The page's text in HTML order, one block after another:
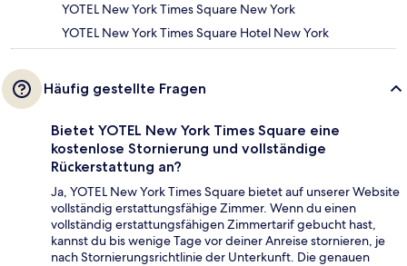
YOTEL New York Times Square New York
YOTEL New York Times Square Hotel New York
Häufig gestellte Fragen
Bietet YOTEL New York Times Square eine
kostenlose Stornierung und vollständige
Rückerstattung an?
Ja, YOTEL New York Times Square bietet auf unserer Website
vollständig erstattungsfähige Zimmer. Wenn du einen
vollständig erstattungsfähigen Zimmertarif gebucht hast,
kannst du bis wenige Tage vor deiner Anreise stornieren, je
nach Stornierungsrichtlinie der Unterkunft. Die genauen